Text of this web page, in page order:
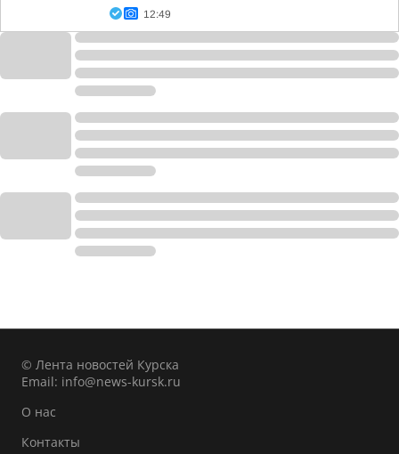
12:49
© Лента новостей Курска
Email: info@news-kursk.ru
О нас
Контакты